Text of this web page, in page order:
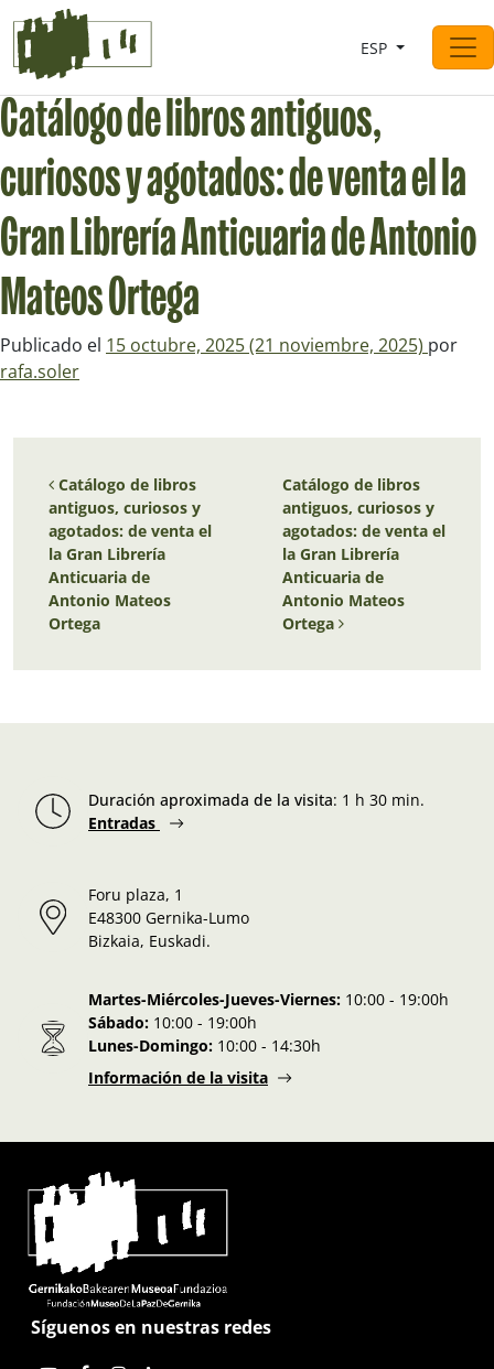
Saltar al contingut
Navegación principal
ESP
Catálogo de libros antiguos,
curiosos y agotados: de venta el la
Gran Librería Anticuaria de Antonio
Mateos Ortega
Publicado el 15 octubre, 2025(21 noviembre, 2025) por
rafa.soler
Navegación de entradas
Catálogo de libros
antiguos, curiosos y
agotados: de venta el
la Gran Librería
Anticuaria de
Antonio Mateos
Ortega
Catálogo de libros
antiguos, curiosos y
agotados: de venta el
la Gran Librería
Anticuaria de
Antonio Mateos
Ortega
Duración aproximada de la visita: 1 h 30 min.
Entradas
Foru plaza, 1
E48300 Gernika-Lumo
Bizkaia, Euskadi.
Martes-Miércoles-Jueves-Viernes: 10:00 - 19:00h
Sábado: 10:00 - 19:00h
Lunes-Domingo: 10:00 - 14:30h
Información de la visita
Síguenos en nuestras redes